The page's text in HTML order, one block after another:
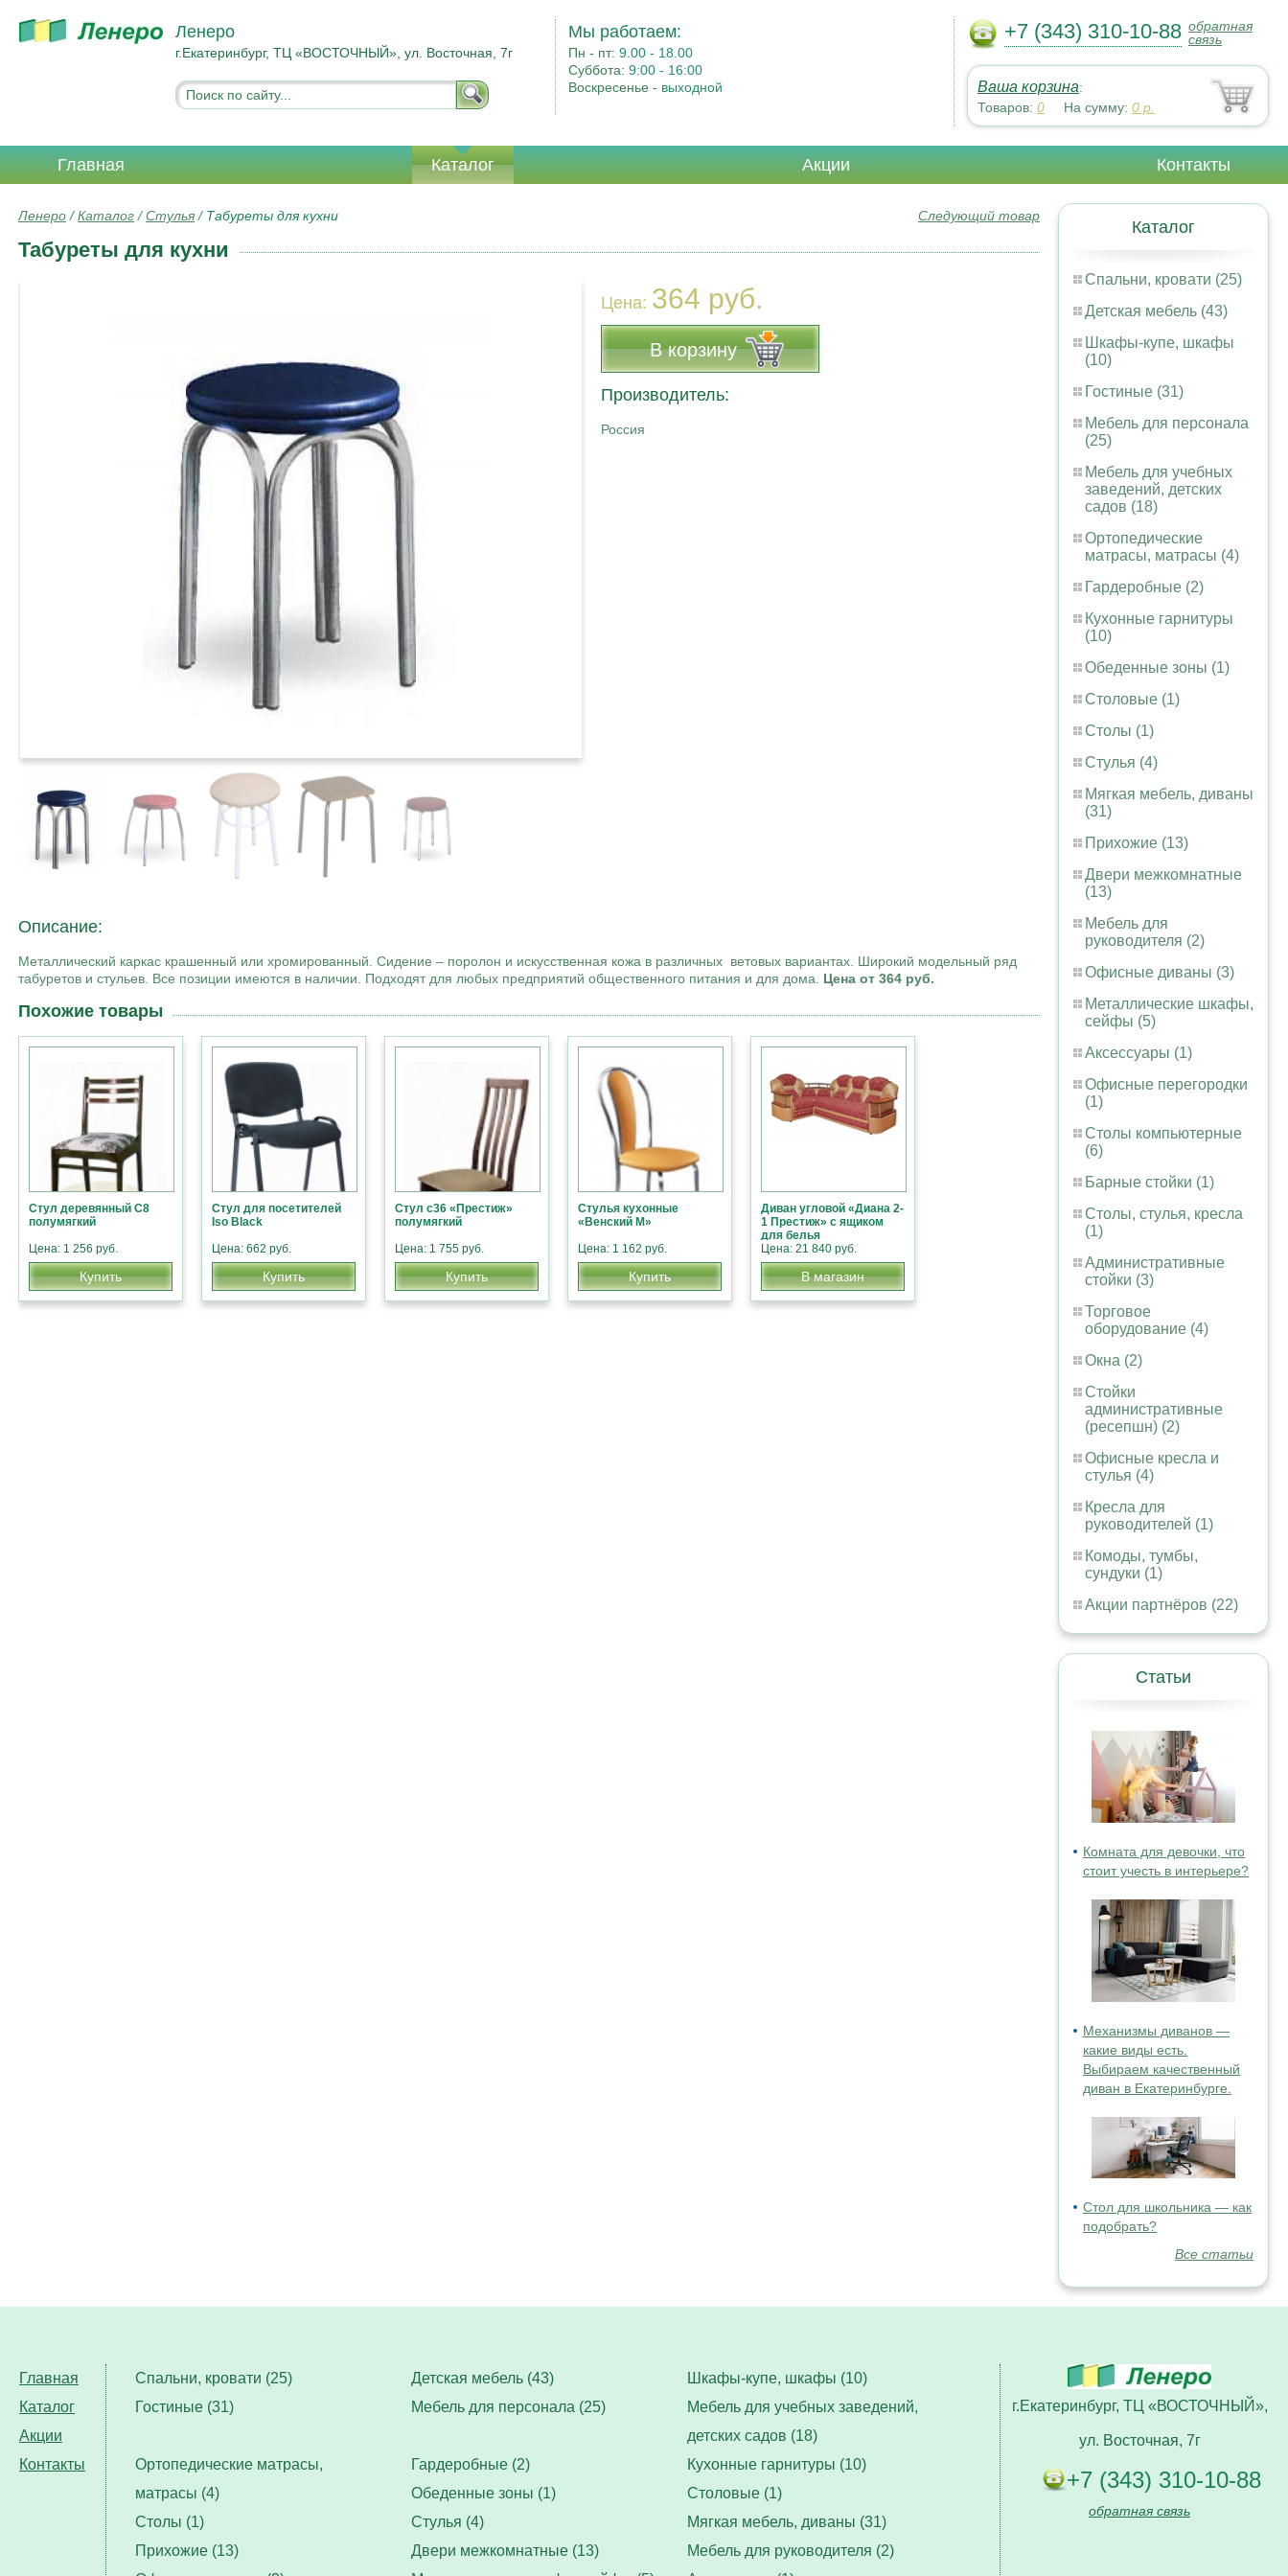
Ленеро
г.Екатеринбург, ТЦ «ВОСТОЧНЫЙ», ул. Восточная, 7г
Мы работаем:
Пн - пт:9.00 - 18.00
Суббота:9:00 - 16:00
Воскресенье - выходной
+7 (343) 310-10-88 обратная
связь
Ваша корзина:
Товаров: 0 На сумму: 0 р.
Главная Каталог Акции Контакты
Каталог
Спальни, кровати (25)
Детская мебель (43)
Шкафы-купе, шкафы
(10)
Гостиные (31)
Мебель для персонала
(25)
Мебель для учебных
заведений, детских
садов (18)
Ортопедические
матрасы, матрасы (4)
Гардеробные (2)
Кухонные гарнитуры
(10)
Обеденные зоны (1)
Столовые (1)
Столы (1)
Стулья (4)
Мягкая мебель, диваны
(31)
Прихожие (13)
Двери межкомнатные
(13)
Мебель для
руководителя (2)
Офисные диваны (3)
Металлические шкафы,
сейфы (5)
Аксессуары (1)
Офисные перегородки
(1)
Столы компьютерные
(6)
Барные стойки (1)
Столы, стулья, кресла
(1)
Административные
стойки (3)
Торговое
оборудование (4)
Окна (2)
Стойки
административные
(ресепшн) (2)
Офисные кресла и
стулья (4)
Кресла для
руководителей (1)
Комоды, тумбы,
сундуки (1)
Акции партнёров (22)
Статьи
Комната для девочки, что
стоит учесть в интерьере?
Механизмы диванов —
какие виды есть.
Выбираем качественный
диван в Екатеринбурге.
Стол для школьника — как
подобрать?
Все статьи
Следующий товар
Ленеро /Каталог /Стулья / Табуреты для кухни
Табуреты для кухни
Цена: 364 руб.
В корзину
Производитель:
Россия
Описание:
Металлический каркас крашенный или хромированный. Сидение – поролон и искусственная кожа в различных ветовых вариантах. Широкий модельный ряд
табуретов и стульев. Все позиции имеются в наличии. Подходят для любых предприятий общественного питания и для дома. Цена от 364 руб.
Похожие товары
Стул деревянный С8
полумягкий
Цена: 1 256 руб.
Купить
Стул для посетителей
Iso Black
Цена: 662 руб.
Купить
Стул с36 «Престиж»
полумягкий
Цена: 1 755 руб.
Купить
Стулья кухонные
«Венский М»
Цена: 1 162 руб.
Купить
Диван угловой «Диана 2-
1 Престиж» с ящиком
для белья
Цена: 21 840 руб.
В магазин
Главная
Каталог
Акции
Контакты
г.Екатеринбург, ТЦ «ВОСТОЧНЫЙ»,
ул. Восточная, 7г
+7 (343) 310-10-88
обратная связь
Спальни, кровати (25) Детская мебель (43)
Шкафы-купе, шкафы (10)
Гостиные (31)
Мебель для персонала (25)
Мебель для учебных заведений,
детских садов (18)
Ортопедические матрасы,
матрасы (4)
Гардеробные (2)
Кухонные гарнитуры (10)
Обеденные зоны (1)
Столовые (1)
Столы (1)
Стулья (4)
Мягкая мебель, диваны (31)
Прихожие (13)
Двери межкомнатные (13)
Мебель для руководителя (2)